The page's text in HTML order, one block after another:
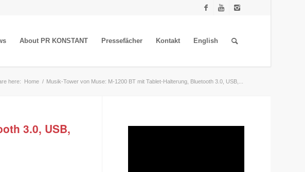
About PR KONSTANT Pressefächer Kontakt English
here: Home / Musik-Tower von Muse: M-1200 BT mit Tablet-Halterung, Bluetooth 3.0, USB,...
3.0, USB,